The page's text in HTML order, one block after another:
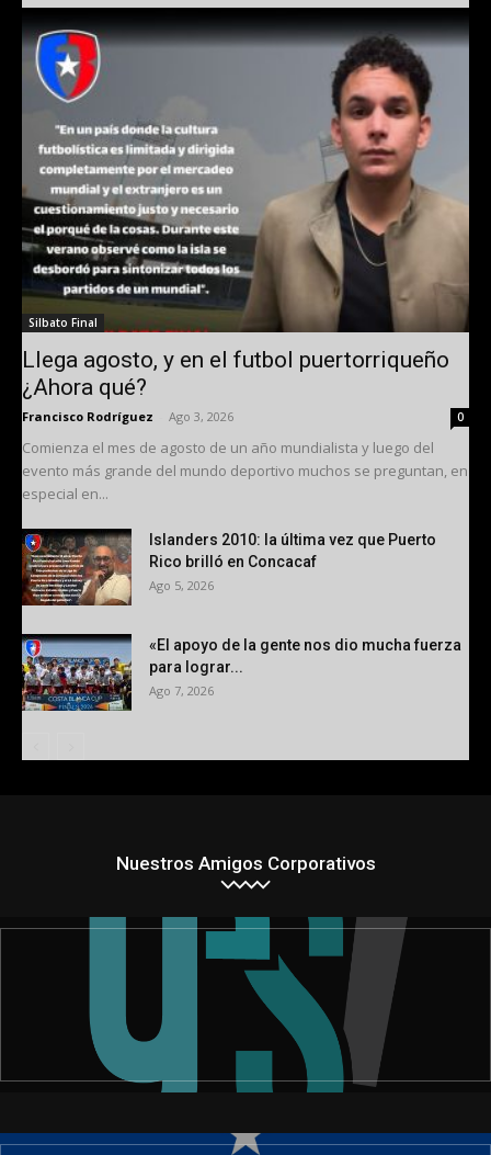
Silbato Final
Llega agosto, y en el futbol puertorriqueño
¿Ahora qué?
Francisco Rodríguez Ago 3, 2026 0
Comienza el mes de agosto de un año mundialista y luego del
evento más grande del mundo deportivo muchos se preguntan, en
especial en...
Islanders 2010: la última vez que Puerto
Rico brilló en Concacaf
Ago 5, 2026
«El apoyo de la gente nos dio mucha fuerza
para lograr...
Ago 7, 2026
Nuestros Amigos Corporativos